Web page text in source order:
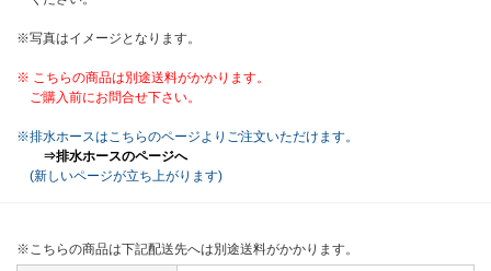
※写真はイメージとなります。
※ こちらの商品は別途送料がかかります。
ご購入前にお問合せ下さい。
※排水ホースはこちらのページよりご注文いただけます。
⇒排水ホースのページへ
(新しいページが立ち上がります)
※こちらの商品は下記配送先へは別途送料がかかります。